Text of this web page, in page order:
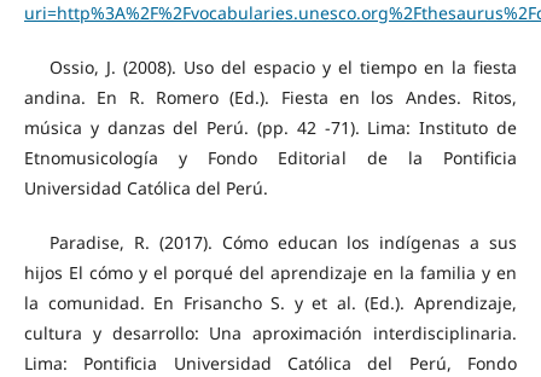
Ossio, J. (2008). Uso del espacio y el tiempo en la fiesta
andina. En R. Romero (Ed.). Fiesta en los Andes. Ritos,
música y danzas del Perú. (pp. 42 -71). Lima: Instituto de
Etnomusicología y Fondo Editorial de la Pontificia
Universidad Católica del Perú.
Paradise, R. (2017). Cómo educan los indígenas a sus
hijos El cómo y el porqué del aprendizaje en la familia y en
la comunidad. En Frisancho S. y et al. (Ed.). Aprendizaje,
cultura y desarrollo: Una aproximación interdisciplinaria.
Lima: Pontificia Universidad Católica del Perú, Fondo